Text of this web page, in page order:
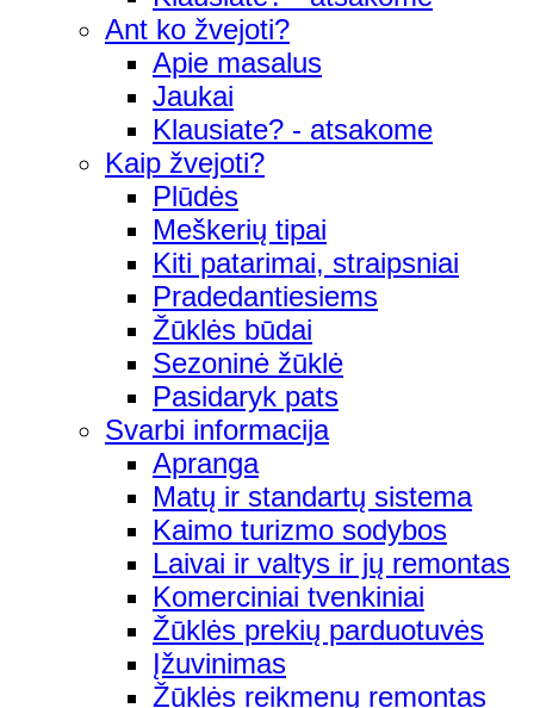
Ant ko žvejoti?
Apie masalus
Jaukai
Klausiate? - atsakome
Kaip žvejoti?
Plūdės
Meškerių tipai
Kiti patarimai, straipsniai
Pradedantiesiems
Žūklės būdai
Sezoninė žūklė
Pasidaryk pats
Svarbi informacija
Apranga
Matų ir standartų sistema
Kaimo turizmo sodybos
Laivai ir valtys ir jų remontas
Komerciniai tvenkiniai
Žūklės prekių parduotuvės
Įžuvinimas
Žūklės reikmenų remontas